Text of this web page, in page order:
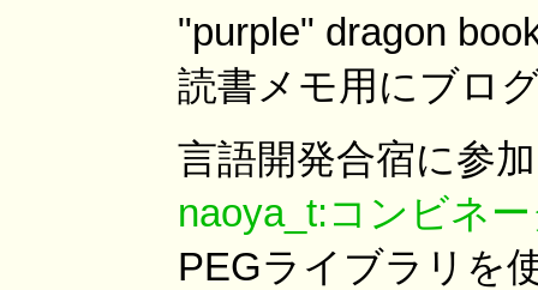
"purple" dragon
読書メモ用にブロ
言語開発合宿に参
naoya_t:コンビネ
PEGライブラリを